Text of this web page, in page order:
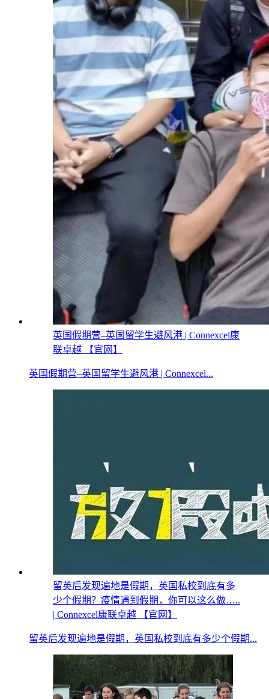
英国假期营–英国留学生避风港 | Connexcel康
联卓越 【官网】
英国假期营–英国留学生避风港 | Connexcel...
留英后发现遍地是假期，英国私校到底有多
少个假期？疫情遇到假期，你可以这么做…..
| Connexcel康联卓越 【官网】
留英后发现遍地是假期，英国私校到底有多少个假期...